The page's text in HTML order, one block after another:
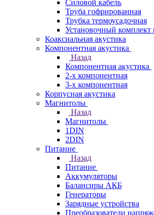
Силовой кабель
Труба гофрированная
Трубка термоусадочная
Установочный комплект
Коаксиальная акустика
Компонентная акустика
Назад
Компонентная акустика
2-х компонентная
3-х компонентная
Корпусная акустика
Магнитолы
Назад
Магнитолы
1DIN
2DIN
Питание
Назад
Питание
Аккумуляторы
Балансиры АКБ
Генераторы
Зарядные устройства
Преобразователи